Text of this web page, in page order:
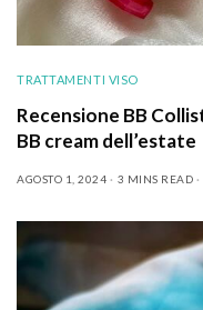
TRATTAMENTI VISO
Recensione BB
BB cream dell’estate
AGOSTO 1, 2024 3 MINS READ